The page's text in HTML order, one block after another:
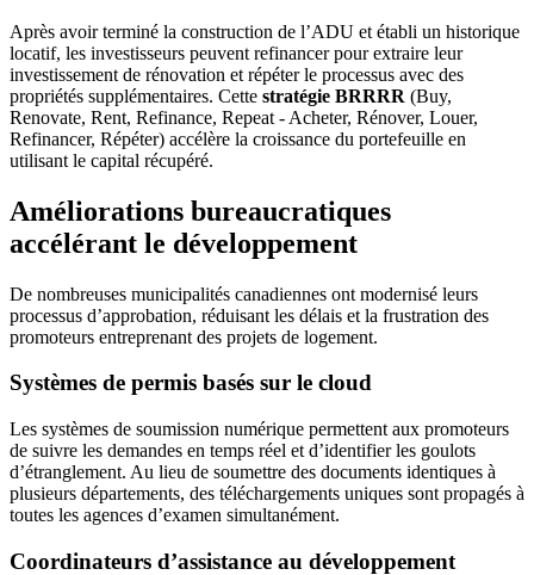
Après avoir terminé la construction de l’ADU et établi un historique
locatif, les investisseurs peuvent refinancer pour extraire leur
investissement de rénovation et répéter le processus avec des
propriétés supplémentaires. Cette stratégie BRRRR (Buy,
Renovate, Rent, Refinance, Repeat - Acheter, Rénover, Louer,
Refinancer, Répéter) accélère la croissance du portefeuille en
utilisant le capital récupéré.
Améliorations bureaucratiques
accélérant le développement
De nombreuses municipalités canadiennes ont modernisé leurs
processus d’approbation, réduisant les délais et la frustration des
promoteurs entreprenant des projets de logement.
Systèmes de permis basés sur le cloud
Les systèmes de soumission numérique permettent aux promoteurs
de suivre les demandes en temps réel et d’identifier les goulots
d’étranglement. Au lieu de soumettre des documents identiques à
plusieurs départements, des téléchargements uniques sont propagés à
toutes les agences d’examen simultanément.
Coordinateurs d’assistance au développement